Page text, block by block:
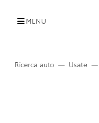
MENU
Ricerca auto Usate